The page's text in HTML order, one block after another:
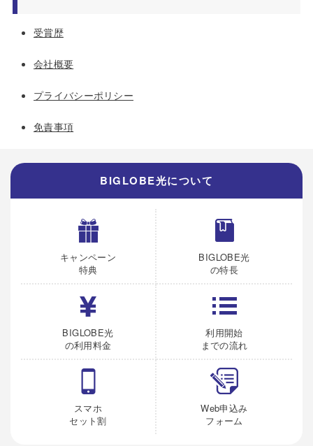
受賞歴
会社概要
プライバシーポリシー
免責事項
BIGLOBE光について
キャンペーン
特典
BIGLOBE光
の特長
BIGLOBE光
の利用料金
利用開始
までの流れ
スマホ
セット割
Web申込み
フォーム